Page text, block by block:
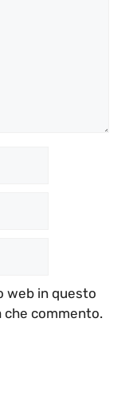
web in questo
che commento.